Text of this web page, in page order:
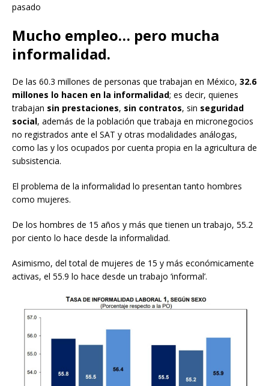
pasado
Mucho empleo… pero mucha
informalidad.
De las 60.3 millones de personas que trabajan en México, 32.6
millones lo hacen en la informalidad; es decir, quienes
trabajan sin prestaciones, sin contratos, sin seguridad
social, además de la población que trabaja en micronegocios
no registrados ante el SAT y otras modalidades análogas,
como las y los ocupados por cuenta propia en la agricultura de
subsistencia.
El problema de la informalidad lo presentan tanto hombres
como mujeres.
De los hombres de 15 años y más que tienen un trabajo, 55.2
por ciento lo hace desde la informalidad.
Asimismo, del total de mujeres de 15 y más económicamente
activas, el 55.9 lo hace desde un trabajo ‘informal’.